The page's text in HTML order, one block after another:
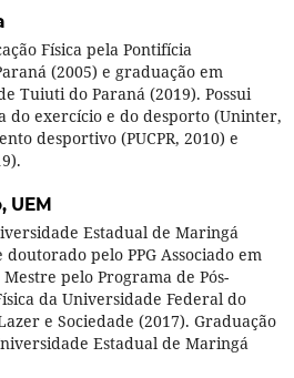
Física pela Pontifícia
(2005) e graduação em
Tuiuti do Paraná (2019). Possui
do exercício e do desporto (Uninter,
desportivo (PUCPR, 2010) e
UEM
Estadual de Maringá
pelo PPG Associado em
pelo Programa de Pós-
da Universidade Federal do
e Sociedade (2017). Graduação
Estadual de Maringá